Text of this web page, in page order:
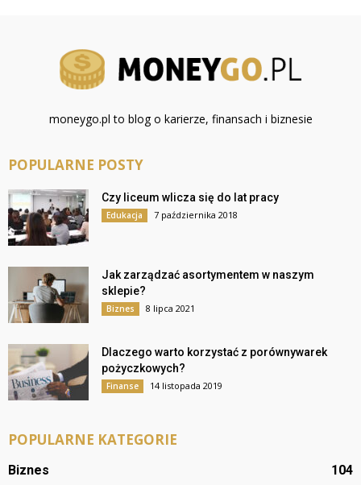
moneygo.pl to blog o karierze, finansach i biznesie
POPULARNE POSTY
Czy liceum wlicza się do lat pracy
Edukacja 7 października 2018
Jak zarządzać asortymentem w naszym
sklepie?
Biznes 8 lipca 2021
Dlaczego warto korzystać z porównywarek
pożyczkowych?
Finanse 14 listopada 2019
POPULARNE KATEGORIE
Biznes
104